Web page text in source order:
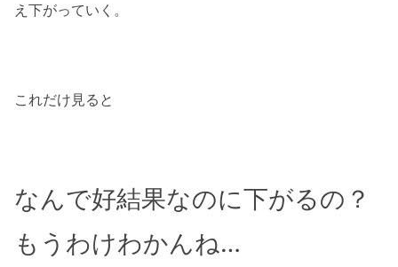
え下がっていく。
これだけ見ると
なんで好結果なのに下がるの？
もうわけわかんね…